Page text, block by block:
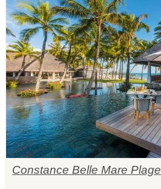
Constance Belle Mare Plage